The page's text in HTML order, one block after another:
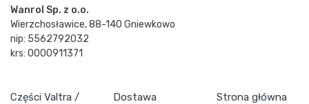
Wanrol Sp. z o.o.
Wierzchosławice, 88-140 Gniewkowo
nip: 5562792032
krs: 0000911371
Części Valtra /
Dostawa Strona główna